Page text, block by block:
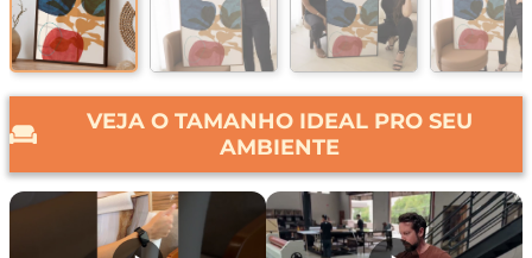
VEJA O TAMANHO IDEAL PRO SEU
AMBIENTE